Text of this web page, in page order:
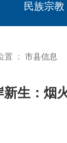
民族宗教
置 ： 市县信息
新生：烟